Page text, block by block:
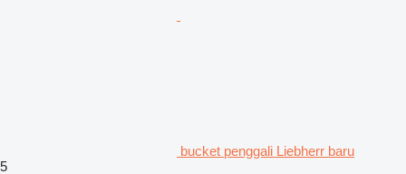
bucket penggali Liebherr baru
5